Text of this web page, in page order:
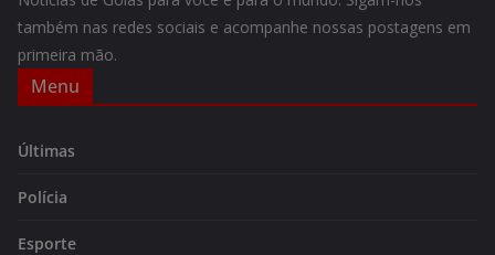
também nas redes sociais e acompanhe nossas postagens em
primeira mão.
Menu
Últimas
Polícia
Esporte